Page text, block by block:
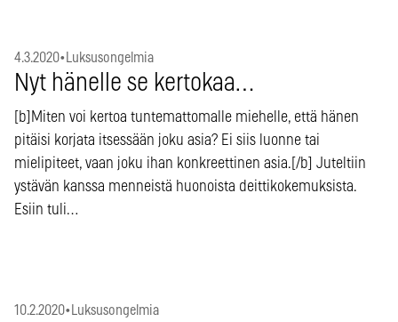
4.3.2020• Luksusongelmia
Nyt hänelle se kertokaa…
[b]Miten voi kertoa tuntemattomalle miehelle, että hänen
pitäisi korjata itsessään joku asia? Ei siis luonne tai
mielipiteet, vaan joku ihan konkreettinen asia.[/b] Juteltiin
ystävän kanssa menneistä huonoista deittikokemuksista.
Esiin tuli…
10.2.2020• Luksusongelmia